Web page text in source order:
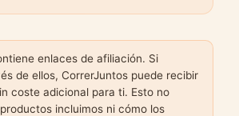
enlaces de afiliación. Si
de ellos, CorrerJuntos puede recibir
coste adicional para ti. Esto no
incluimos ni cómo los